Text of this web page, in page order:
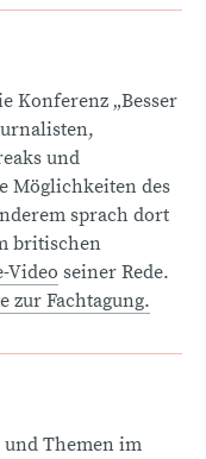
Konferenz „Besser
und
Möglichkeiten des
sprach dort
britischen
Video seiner Rede.
zur Fachtagung.
Themen im